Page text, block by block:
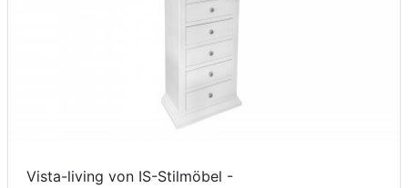
Vista-living von IS-Stilmöbel -